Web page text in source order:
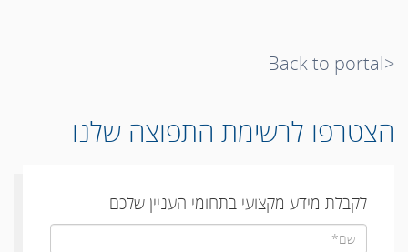
<Back to portal
הצטרפו לרשימת התפוצה שלנו
לקבלת מידע מקצועי בתחומי העניין שלכם